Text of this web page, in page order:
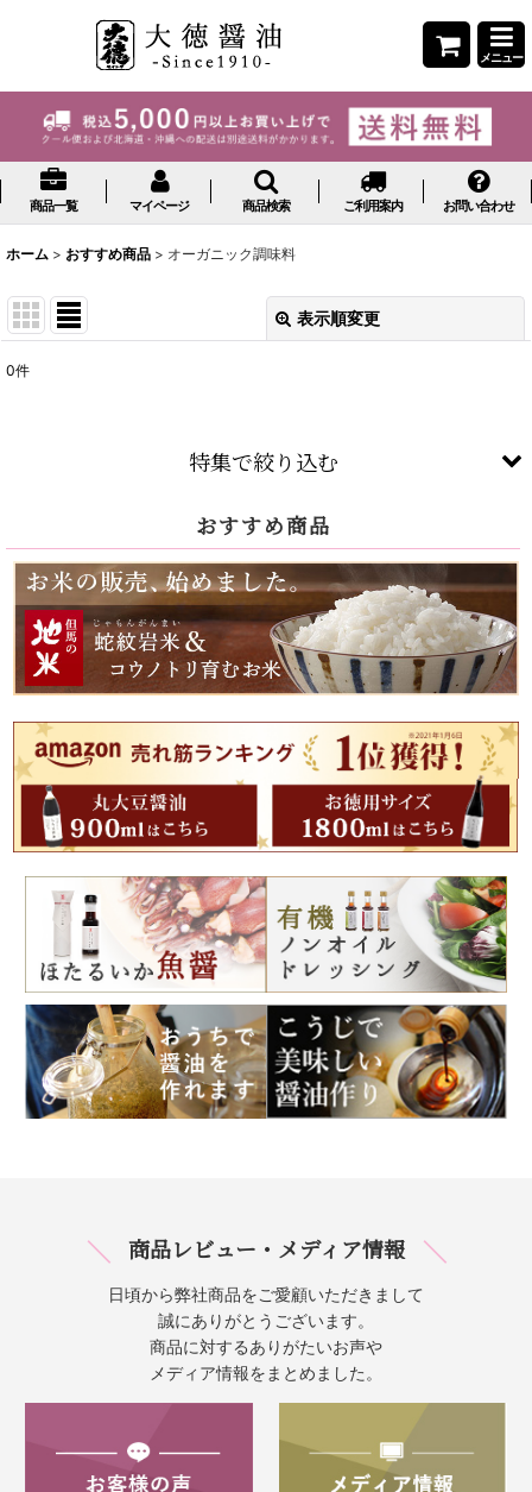
メニュー
商品一覧 マイページ 商品検索 ご利用案内 お問い合わせ
ホーム > おすすめ商品 > オーガニック調味料
表示順変更
絞り込む
0件
特集で絞り込む
数量限定
新商品
オーガニック調味料
お歳暮特集
おすすめ商品
商品レビュー・メディア情報
日頃から弊社商品をご愛顧いただきまして
誠にありがとうございます。
商品に対するありがたいお声や
メディア情報をまとめました。